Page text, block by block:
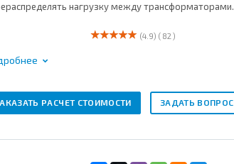
нагрузку между трансформаторами.
(4.9) ( 82 )
РАСЧЕТ СТОИМОСТИ ЗАДАТЬ ВОПРОС